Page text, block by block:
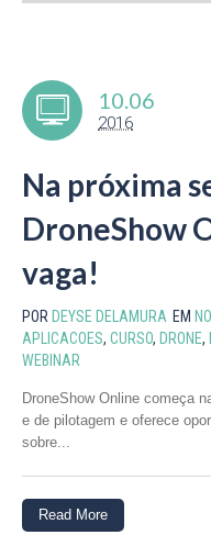
10.06
2016
Na próxima
DroneShow
vaga!
POR DEYSE DELAMURA EM
APLICACOES, CURSO, DRONE,
WEBINAR
DroneShow Online começa
e de pilotagem e oferece
sobre...
Read More